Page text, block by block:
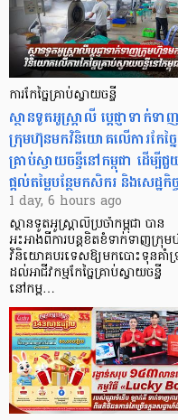
ការកែច្នៃគ្រាប់ស្វាយចន្ទី
ស្ថានទូតអូស្ត្រាលី ប្តេជ្ញាទាក់ទាញ
ក្រុមហ៊ុនមក​វិនិយោគលើការកែច្នៃ
គ្រាប់ស្វាយចន្ទីនៅកម្ពុជា ដើម្បី
ផ្តល់តម្លៃបន្ថែមកសិករ និងសេដ្ឋកិច្ច
1 day, 6 hours ago
ស្ថានទូតអូស្ត្រាលីប្រចាំកម្ពុជា បាន
អះអាងពីការបន្តខិតខំទាក់ទាញក្រុ
វិនិយោគបរទេសឱ្យមកបោះទុនគាំទ្
ដល់អាជីវកម្មកែច្នៃគ្រាប់ស្វាយចន្ទី
នៅកម្ព…